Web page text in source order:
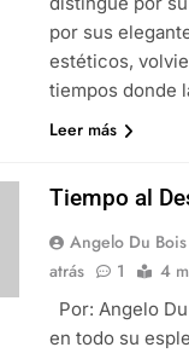
por sus
estéticos,
tiempos donde
Leer más
Tiempo al
Angelo Du Bois
atrás
1 4
Por: Angelo
en todo su